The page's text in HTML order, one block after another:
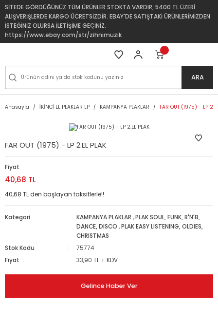
SİTEDE GÖRDÜĞÜNÜZ TÜM ÜRÜNLER STOKTA VARDIR, 5400 TL ÜZERİ
ALIŞVERİŞLERDE KARGO ÜCRETSİZDİR. EBAY'DE SATIŞTAKİ ÜRÜNLERİMİZDEN
İSTEĞİNİZ OLURSA İLETİŞİME GEÇİNİZ.
https://www.ebay.com/str/zihnimuzik
ARA
Anasayfa İKİNCİ EL PLAKLAR LP KAMPANYA PLAKLAR FAR OUT (1975) - LP
FAR OUT (1975) - LP 2.EL PLAK
Fiyat
40,68 TL
40,68 TL den başlayan taksitlerle!!
Kategori KAMPANYA PLAKLAR ,PLAK SOUL, FUNK, R'N'B,
DANCE, DISCO ,PLAK EASY LISTENING, OLDIES,
CHRISTMAS
Stok Kodu
75774
Fiyat
33,90 TL + KDV
Gelince Haber Ver